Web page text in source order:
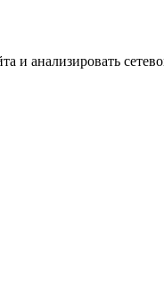
и анализировать